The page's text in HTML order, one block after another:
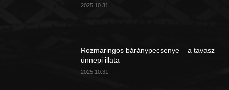
2025.10.31.
Rozmaringos báránypecsenye – a tavasz
ünnepi illata
2025.10.31.